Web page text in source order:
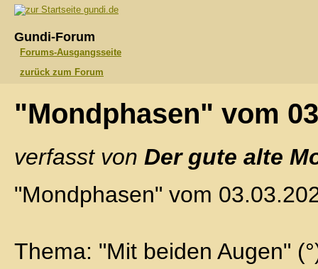
gundi.de
Gundi-Forum
Forums-Ausgangsseite
zurück zum Forum
"Mondphasen" vom
verfasst von Der gute alte
"Mondphasen" vom
Thema: "Mit beiden Augen"